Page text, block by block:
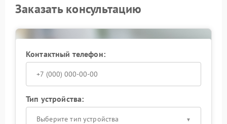
Заказать консультацию
Контактный телефон:
Тип устройства:
Выберите тип устройства